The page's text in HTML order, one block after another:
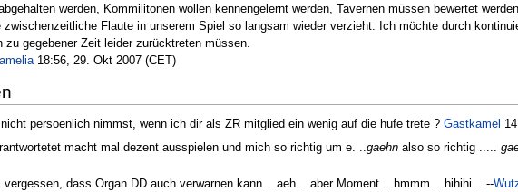
werden, Kommilitonen wollen kennengelernt werden, Tavernen müssen bewertet
Flaute in unserem Spiel so langsam wieder verzieht. Ich möchte durch
zu gegebener Zeit leider zurücktreten müssen.
18:56, 29. Okt 2007 (CET)
persoenlich nimmst, wenn ich dir als ZR mitglied ein wenig auf die hufe trete ? Gastkamel
macht mal dezent ausspielen und mich so richtig um e. ..gaehn also so richtig .....
vergessen, dass Organ DD auch verwarnen kann... aeh... aber Moment... hmmm... hihihi... --